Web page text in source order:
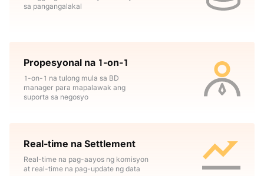
sa pangangalakal
Propesyonal na 1-on-1
1-on-1 na tulong mula sa BD
manager para mapalawak ang
suporta sa negosyo
Real-time na Settlement
Real-time na pag-aayos ng komisyon
at real-time na pag-update ng data